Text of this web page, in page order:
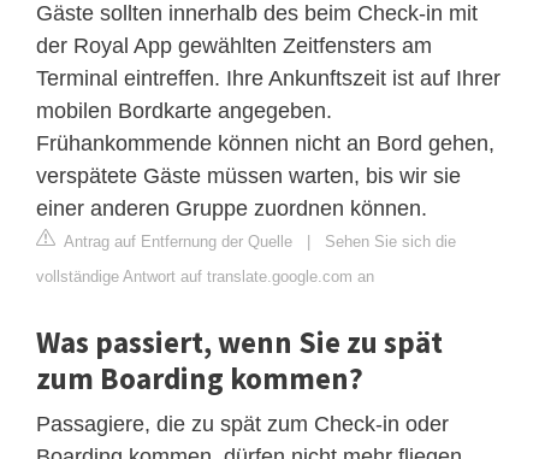
Gäste sollten innerhalb des beim Check-in mit
der Royal App gewählten Zeitfensters am
Terminal eintreffen. Ihre Ankunftszeit ist auf Ihrer
mobilen Bordkarte angegeben.
Frühankommende können nicht an Bord gehen,
verspätete Gäste müssen warten, bis wir sie
einer anderen Gruppe zuordnen können.
Antrag auf Entfernung der Quelle
Sehen Sie sich die
vollständige Antwort auf translate.google.com an
Was passiert, wenn Sie zu spät
zum Boarding kommen?
Passagiere, die zu spät zum Check-in oder